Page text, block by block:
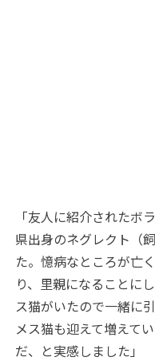
「友人に紹介されたボ
県出身のネグレクト（
た。憶病なところが亡
り、里親になることに
ス猫がいたので一緒に
メス猫も迎えて増えて
だ、と実感しました」